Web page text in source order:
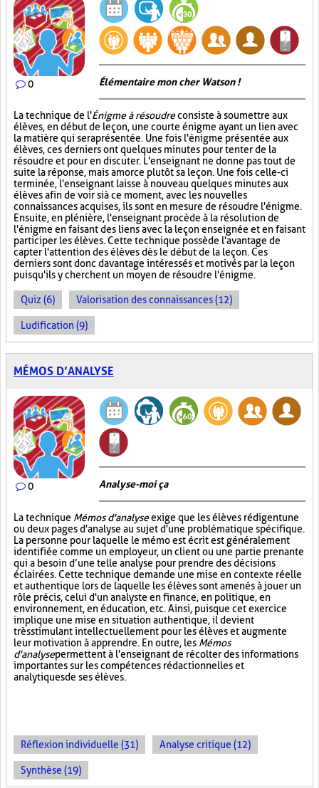
0 Élémentaire mon cher Watson !
La technique de l'Énigme à résoudreconsiste à soumettre aux
élèves, en début de leçon, une courte énigme ayant un lien avec
la matière qui sera présentée. Une fois l'énigme présentée aux
élèves, ces derniers ont quelques minutes pour tenter de la
résoudre et pour en discuter. L'enseignant ne donne pas tout de
suite la réponse, mais amorce plutôt sa leçon. Une fois celle-ci
terminée, l'enseignant laisse à nouveau quelques minutes aux
élèves afin de voir si à ce moment, avec les nouvelles
connaissances acquises, ils sont en mesure de résoudre l'énigme.
Ensuite, en plénière, l'enseignant procède à la résolution de
l'énigme en faisant des liens avec la leçon enseignée et en faisant
participer les élèves. Cette technique possède l'avantage de
capter l'attention des élèves dès le début de la leçon. Ces
derniers sont donc davantage intéressés et motivés par la leçon
puisqu'ils y cherchent un moyen de résoudre l'énigme.
Quiz (6) Valorisation des connaissances (12)
Ludification (9)
MÉMOS D’ANALYSE
0 Analyse-moi ça
La technique Mémos d'analyseexige que les élèves rédigent une
ou deux pages d'analyse au sujet d'une problématique spécifique.
La personne pour laquelle le mémo est écrit est généralement
identifiée comme un employeur, un client ou une partie prenante
qui a besoin d’une telle analyse pour prendre des décisions
éclairées. Cette technique demande une mise en contexte réelle
et authentique lors de laquelle les élèves sont amenés à jouer un
rôle précis, celui d'un analyste en finance, en politique, en
environnement, en éducation, etc. Ainsi, puisque cet exercice
implique une mise en situation authentique, il devient
très stimulant intellectuellement pour les élèves et augmente
leur motivation à apprendre. En outre, les Mémos
d'analysepermettent à l'enseignant de récolter des informations
importantes sur les compétences rédactionnelles et
analytiques de ses élèves.
Réflexion individuelle (31) Analyse critique (12)
Synthèse (19)